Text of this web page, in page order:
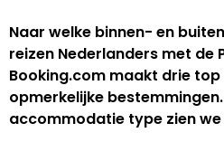
Naar welke binnen- en
reizen Nederlanders met de
Booking.com maakt drie
opmerkelijke
accommodatie type zien